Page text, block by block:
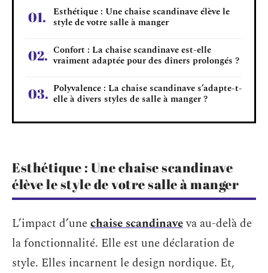
Esthétique : Une chaise scandinave élève le
style de votre salle à manger
Confort : La chaise scandinave est-elle
vraiment adaptée pour des dîners prolongés ?
Polyvalence : La chaise scandinave s’adapte-t-
elle à divers styles de salle à manger ?
Esthétique : Une chaise scandinave
élève le style de votre salle à manger
L’impact d’unechaise scandinaveva au-delà de
la fonctionnalité. Elle est une déclaration de
style. Elles incarnent le design nordique. Et,